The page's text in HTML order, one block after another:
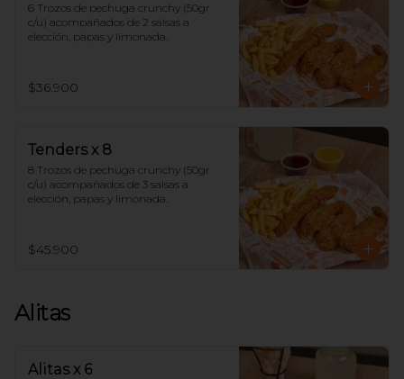
6 Trozos de pechuga crunchy (50gr
c/u) acompañados de 2 salsas a
elección, papas y limonada.
$36.900
Tenders x 8
8 Trozos de pechuga crunchy (50gr
c/u) acompañados de 3 salsas a
elección, papas y limonada.
$45.900
Alitas
Alitas x 6